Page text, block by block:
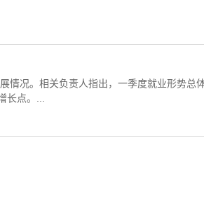
情况。相关负责人指出，一季度就业形势总
点。...